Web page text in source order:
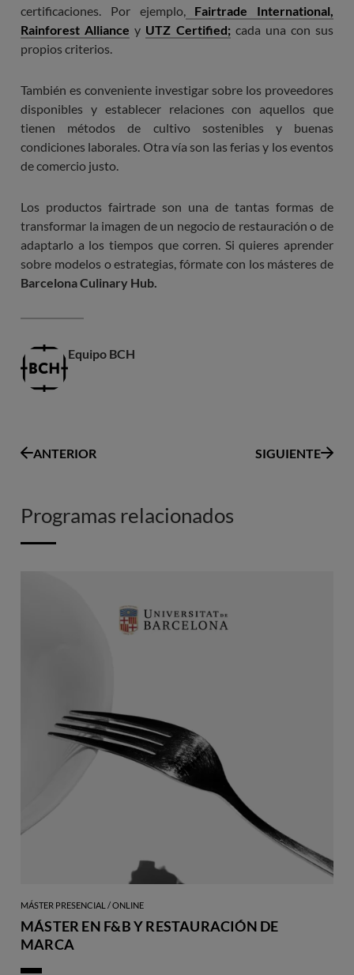
certificaciones. Por ejemplo,
Fairtrade International,
Rainforest Alliance y UTZ Certified; cada una con sus
propios criterios.
También es conveniente investigar sobre los proveedores
disponibles y establecer relaciones con aquellos que
tienen métodos de cultivo sostenibles y buenas
condiciones laborales. Otra vía son las ferias y los eventos
de comercio justo.
Los productos fairtrade son una de tantas formas de
transformar la imagen de un negocio de restauración o de
adaptarlo a los tiempos que corren. Si quieres aprender
sobre modelos o estrategias, fórmate con los másteres de
Barcelona Culinary Hub.
Equipo BCH
ANTERIOR SIGUIENTE
Programas relacionados
MÁSTER PRESENCIAL / ONLINE
MÁSTER EN F&B Y RESTAURACIÓN DE
MARCA